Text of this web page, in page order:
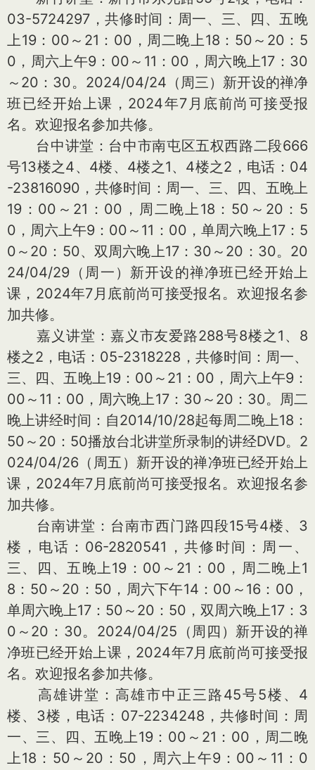
03-5724297，共修时间：周一、三、四、五晚
上19：00～21：00，周二晚上18：50～20：5
0，周六上午9：00～11：00，周六晚上17：30
～20：30。2024/04/24（周三）新开设的禅净
班已经开始上课，2024年7月底前尚可接受报
名。欢迎报名参加共修。
台中讲堂：台中市南屯区五权西路二段666
号13楼之4、4楼、4楼之1、4楼之2，电话：04
-23816090，共修时间：周一、三、四、五晚上
19：00～21：00，周二晚上18：50～20：5
0，周六上午9：00～11：00，单周六晚上17：5
0～20：50、双周六晚上17：30～20：30。20
24/04/29（周一）新开设的禅净班已经开始上
课，2024年7月底前尚可接受报名。欢迎报名参
加共修。
嘉义讲堂：嘉义市友爱路288号8楼之1、8
楼之2，电话：05-2318228，共修时间：周一、
三、四、五晚上19：00～21：00，周六上午9：
00～11：00，周六晚上17：30～20：30。周二
晚上讲经时间：自2014/10/28起每周二晚上18：
50～20：50播放台北讲堂所录制的讲经DVD。2
024/04/26（周五）新开设的禅净班已经开始上
课，2024年7月底前尚可接受报名。欢迎报名参
加共修。
台南讲堂：台南市西门路四段15号4楼、3
楼，电话：06-2820541，共修时间：周一、
三、四、五晚上19：00～21：00，周二晚上1
8：50～20：50，周六下午14：00～16：00，
单周六晚上17：50～20：50，双周六晚上17：3
0～20：30。2024/04/25（周四）新开设的禅
净班已经开始上课，2024年7月底前尚可接受报
名。欢迎报名参加共修。
高雄讲堂：高雄市中正三路45号5楼、4
楼、3楼，电话：07-2234248，共修时间：周
一、三、四、五晚上19：00～21：00，周二晚
上18：50～20：50，周六上午9：00～11：0